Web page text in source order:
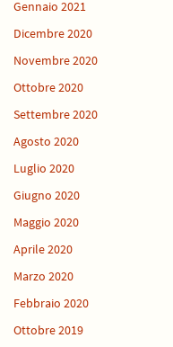
Gennaio 2021
Dicembre 2020
Novembre 2020
Ottobre 2020
Settembre 2020
Agosto 2020
Luglio 2020
Giugno 2020
Maggio 2020
Aprile 2020
Marzo 2020
Febbraio 2020
Ottobre 2019